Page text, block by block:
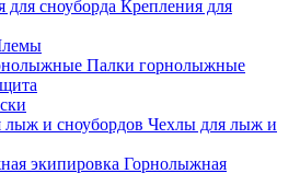
Крепления для
Палки горнолыжные
Чехлы для лыж и
Горнолыжная